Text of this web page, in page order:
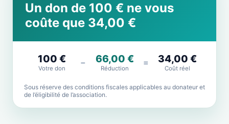
Un don de 100 € ne vous
coûte que 34,00 €
100 €
Votre don
− 66,00 €
Réduction
= 34,00 €
Coût réel
Sous réserve des conditions fiscales applicables au donateur et
de l’éligibilité de l’association.